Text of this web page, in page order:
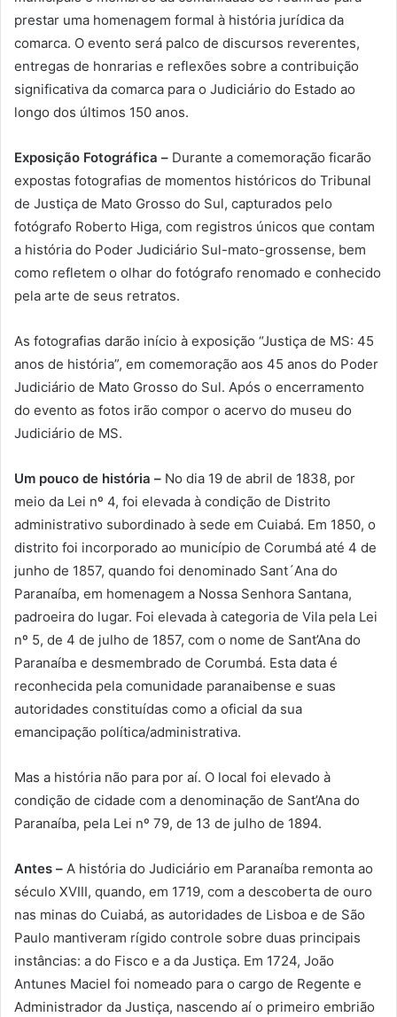
prestar uma homenagem formal à história jurídica da
comarca. O evento será palco de discursos reverentes,
entregas de honrarias e reflexões sobre a contribuição
significativa da comarca para o Judiciário do Estado ao
longo dos últimos 150 anos.
Exposição Fotográfica – Durante a comemoração ficarão
expostas fotografias de momentos históricos do Tribunal
de Justiça de Mato Grosso do Sul, capturados pelo
fotógrafo Roberto Higa, com registros únicos que contam
a história do Poder Judiciário Sul-mato-grossense, bem
como refletem o olhar do fotógrafo renomado e conhecido
pela arte de seus retratos.
As fotografias darão início à exposição “Justiça de MS: 45
anos de história”, em comemoração aos 45 anos do Poder
Judiciário de Mato Grosso do Sul. Após o encerramento
do evento as fotos irão compor o acervo do museu do
Judiciário de MS.
Um pouco de história – No dia 19 de abril de 1838, por
meio da Lei nº 4, foi elevada à condição de Distrito
administrativo subordinado à sede em Cuiabá. Em 1850, o
distrito foi incorporado ao município de Corumbá até 4 de
junho de 1857, quando foi denominado Sant´Ana do
Paranaíba, em homenagem a Nossa Senhora Santana,
padroeira do lugar. Foi elevada à categoria de Vila pela Lei
nº 5, de 4 de julho de 1857, com o nome de Sant’Ana do
Paranaíba e desmembrado de Corumbá. Esta data é
reconhecida pela comunidade paranaibense e suas
autoridades constituídas como a oficial da sua
emancipação política/administrativa.
Mas a história não para por aí. O local foi elevado à
condição de cidade com a denominação de Sant’Ana do
Paranaíba, pela Lei nº 79, de 13 de julho de 1894.
Antes – A história do Judiciário em Paranaíba remonta ao
século XVIII, quando, em 1719, com a descoberta de ouro
nas minas do Cuiabá, as autoridades de Lisboa e de São
Paulo mantiveram rígido controle sobre duas principais
instâncias: a do Fisco e a da Justiça. Em 1724, João
Antunes Maciel foi nomeado para o cargo de Regente e
Administrador da Justiça, nascendo aí o primeiro embrião